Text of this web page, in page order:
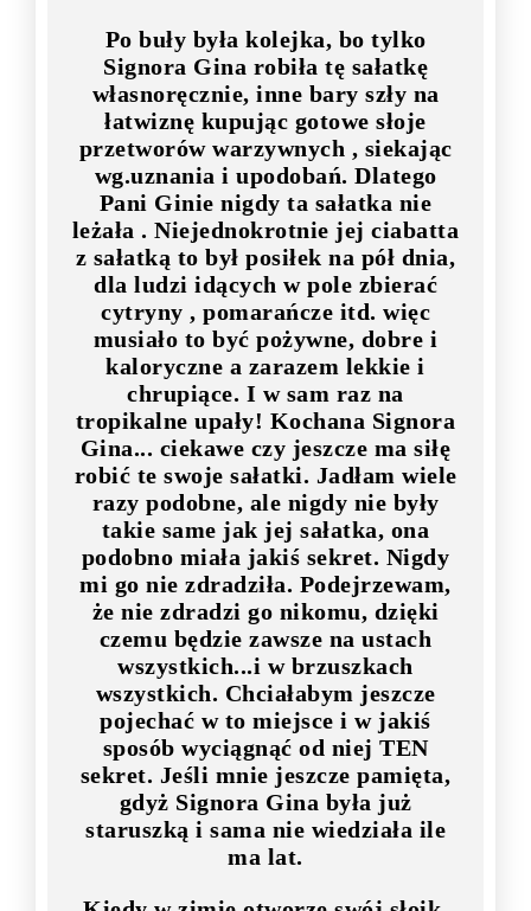
Po buły była kolejka, bo tylko
Signora Gina robiła tę sałatkę
własnoręcznie, inne bary szły na
łatwiznę kupując gotowe słoje
przetworów warzywnych , siekając
wg.uznania i upodobań. Dlatego
Pani Ginie nigdy ta sałatka nie
leżała . Niejednokrotnie jej ciabatta
z sałatką to był posiłek na pół dnia,
dla ludzi idących w pole zbierać
cytryny , pomarańcze itd. więc
musiało to być pożywne, dobre i
kaloryczne a zarazem lekkie i
chrupiące. I w sam raz na
tropikalne upały! Kochana Signora
Gina... ciekawe czy jeszcze ma siłę
robić te swoje sałatki. Jadłam wiele
razy podobne, ale nigdy nie były
takie same jak jej sałatka, ona
podobno miała jakiś sekret. Nigdy
mi go nie zdradziła. Podejrzewam,
że nie zdradzi go nikomu, dzięki
czemu będzie zawsze na ustach
wszystkich...i w brzuszkach
wszystkich. Chciałabym jeszcze
pojechać w to miejsce i w jakiś
sposób wyciągnąć od niej TEN
sekret. Jeśli mnie jeszcze pamięta,
gdyż Signora Gina była już
staruszką i sama nie wiedziała ile
ma lat.